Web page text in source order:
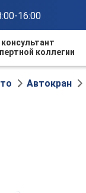
16:00
коллегии
Автокран